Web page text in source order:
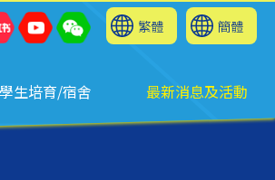
繁體 簡體
學生培育/宿舍 最新消息及活動